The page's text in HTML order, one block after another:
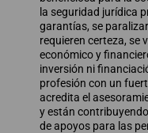
la seguridad jurídica
garantías, se
requieren certeza, se
económico y
inversión ni
profesión con un
acredita el
y están
de apoyos para las